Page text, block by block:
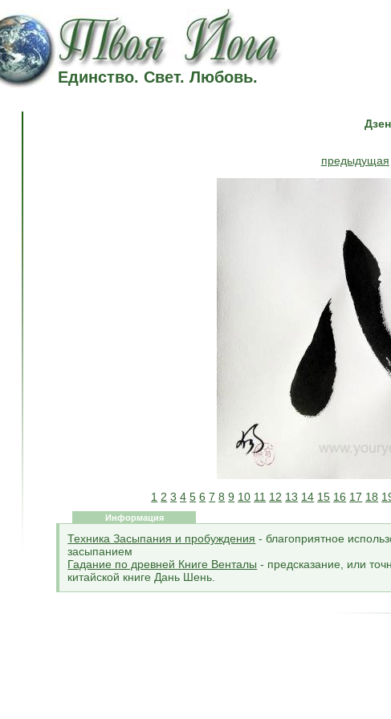
Единство. Свет. Любовь.
предыдущая
1 2 3 4 5 6 7 8 9 10 11 12 13 14 15 16 17 18
Информация
Техника Засыпания и пробуждения - благоприятное
засыпанием
Гадание по древней Книге Венталы - предсказание, или
китайской книге Дань Шень.